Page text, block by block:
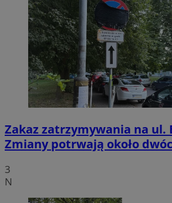
Zakaz zatrzymywania na ul.
Zmiany potrwają około
3
N